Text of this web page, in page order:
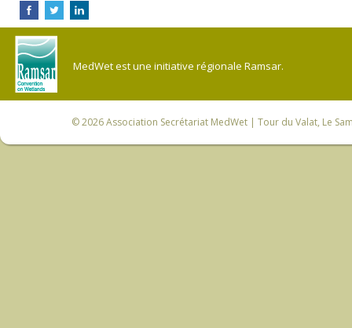
MedWet est une initiative régionale Ramsar.
© 2026Association Secrétariat MedWet | Tour du Valat, Le